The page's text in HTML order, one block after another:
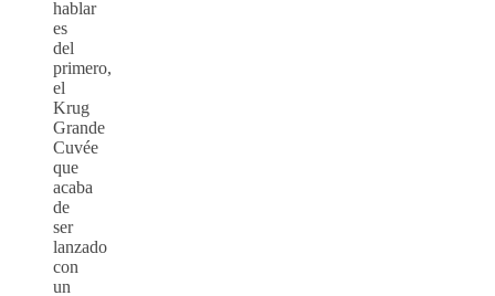
hablar
es
del
primero,
el
Krug
Grande
Cuvée
que
acaba
de
ser
lanzado
con
un